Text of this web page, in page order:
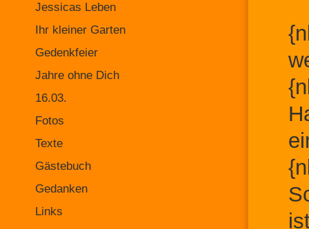
Jessicas Leben
Ihr kleiner Garten
Gedenkfeier
Jahre ohne Dich
16.03.
Fotos
Texte
Gästebuch
Gedanken
Links